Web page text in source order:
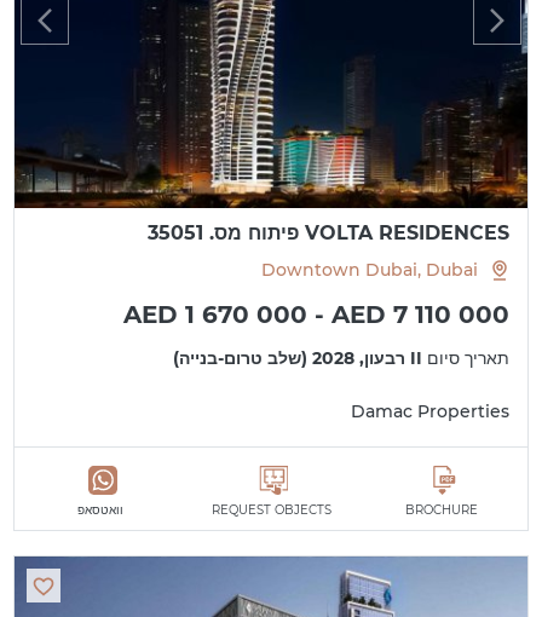
VOLTA RESIDENCES פיתוח מס. 35051
Downtown Dubai, Dubai
AED 1 670 000 - AED 7 110 000
תאריך סיום II רבעון, 2028 (שלב טרום-בנייה)
Damac Properties
BROCHURE
REQUEST OBJECTS וואטסאפ